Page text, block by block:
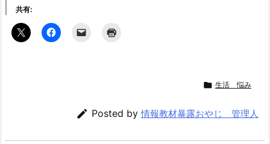
共有:
 生活 悩み
 Posted by情報教材暴露おやじ 管理人